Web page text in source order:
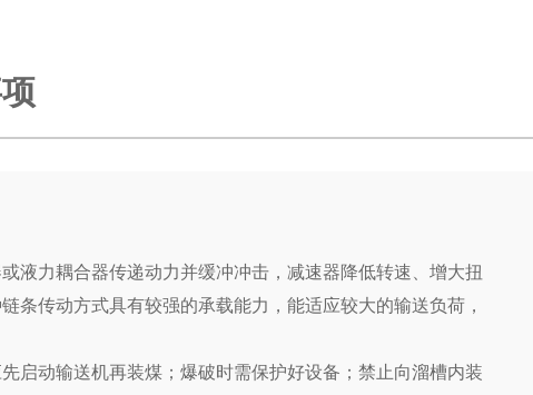
液力耦合器传递动力并缓冲冲击，减速器降低转速、增大扭
条传动方式具有较强的承载能力，能适应较大的输送负荷，
启动输送机再装煤；爆破时需保护好设备；禁止向溜槽内装